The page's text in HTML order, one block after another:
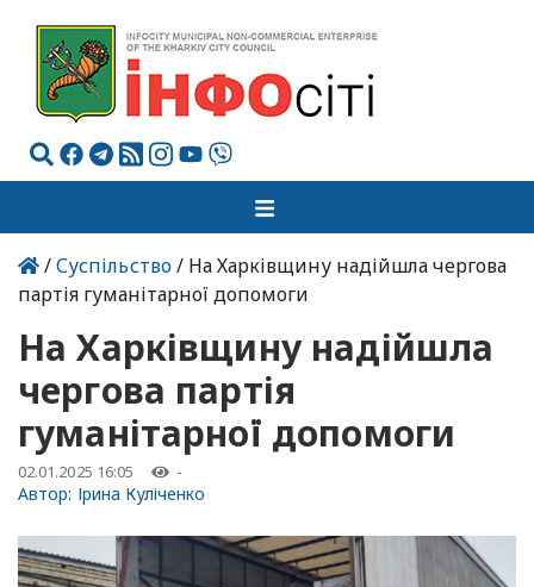
/Суспільство/ На Харківщину надійшла чергова
партія гуманітарної допомоги
На Харківщину надійшла
чергова партія
гуманітарної допомоги
02.01.2025 16:05 -
Автор: Ірина Куліченко